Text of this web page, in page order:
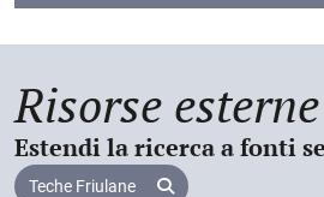
Risorse esterne
Estendi la ricerca a fonti
Teche Friulane